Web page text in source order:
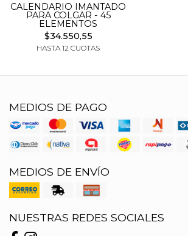
CALENDARIO IMANTADO
PARA COLGAR - 45
ELEMENTOS
$34.550,55
HASTA 12 CUOTAS
MEDIOS DE PAGO
MEDIOS DE ENVÍO
NUESTRAS REDES SOCIALES